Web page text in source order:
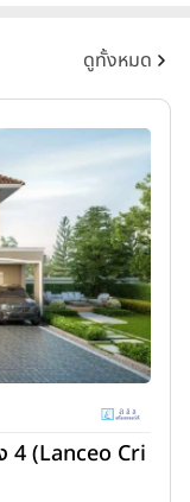
ดูทั้งหมด
4 (Lanceo Cri